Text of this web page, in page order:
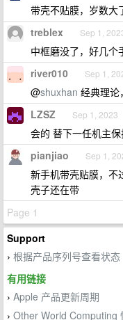
带壳不贴膜，岁数大
treblex Sep 1,
中框磨没了，好几个
river010 Sep 1,
@shuxhan 经典理论
LZSZ Sep 1, 2023
会的 替下一任机主
pianjiao Sep 1,
新手机带壳贴膜，不
壳子还在带
Page 1
Support
› 根据产品序列号查看状态
有用链接
› Apple 产品更新周期
› Other World Computing